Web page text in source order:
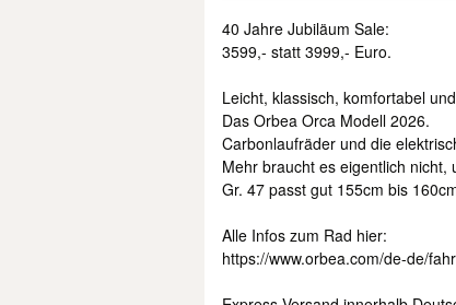
40 Jahre Jubiläum Sale:
3599,- statt 3999,- Euro.
Leicht, klassisch, komfortabel
Das Orbea Orca Modell 2026.
Carbonlaufräder und die
Mehr braucht es eigentlich nicht,
Gr. 47 passt gut 155cm bis
Alle Infos zum Rad hier:
https://www.orbea.com/de-de/